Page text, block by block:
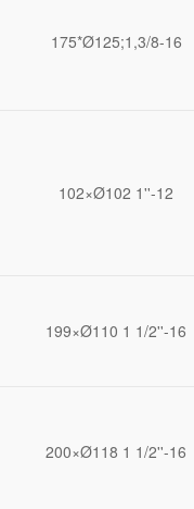
175*Ø125;1,3/8-16
102×Ø102 1''-12
199×Ø110 1 1/2''-16
200×Ø118 1 1/2''-16